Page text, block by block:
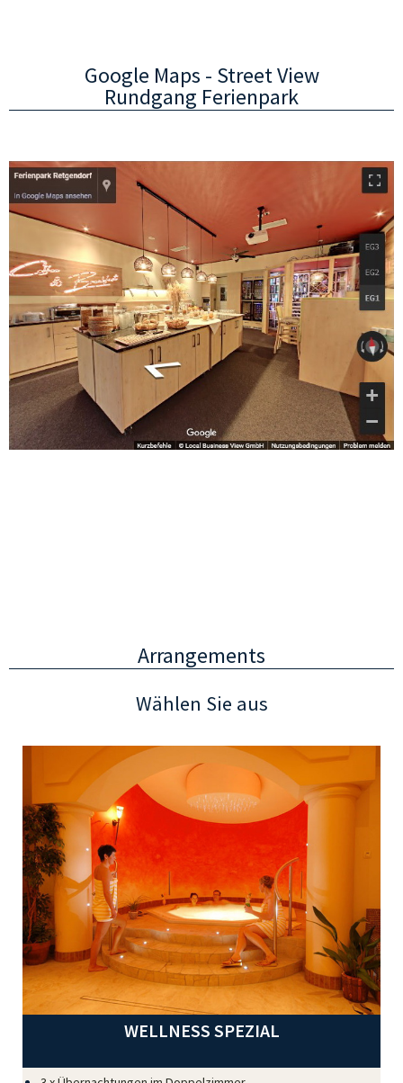
Google Maps - Street View
Rundgang Ferienpark
Arrangements
Wählen Sie aus
WELLNESS SPEZIAL